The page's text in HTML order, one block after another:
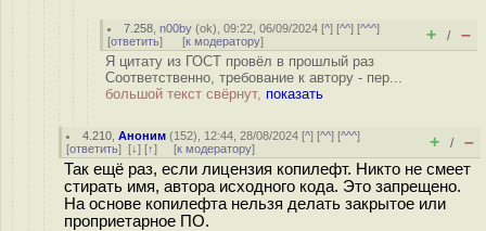
7.258 ,n00by (ok), 09:22, 06/09/2024 [^] [^^] [^^^]
[ответить] [к модератору] + / –
Я цитату из ГОСТ провёл в прошлый раз
Соответственно, требование к автору - пер...
большой текст свёрнут, показать
4.210 ,Аноним (152), 12:44, 28/08/2024 [^] [^^] [^^^]
[ответить] [↓] [↑] [к модератору] + / –
Так ещё раз, если лицензия копилефт. Никто не смеет
стирать имя, автора исходного кода. Это запрещено.
На основе копилефта нельзя делать закрытое или
проприетарное ПО.